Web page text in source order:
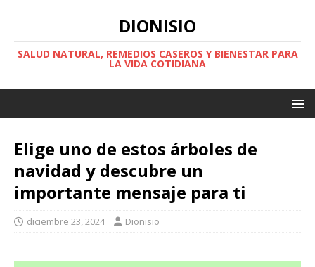
DIONISIO
SALUD NATURAL, REMEDIOS CASEROS Y BIENESTAR PARA
LA VIDA COTIDIANA
Elige uno de estos árboles de
navidad y descubre un
importante mensaje para ti
diciembre 23, 2024 Dionisio